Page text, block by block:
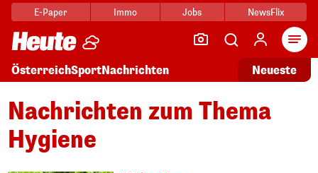
E-Paper Immo Jobs NewsFlix
ÖsterreichSportNachrichten Neueste
Nachrichten zum Thema
Hygiene